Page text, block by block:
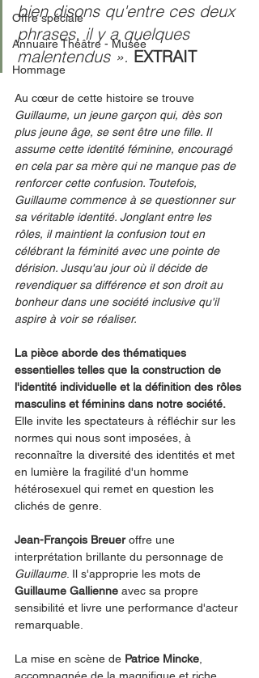
Offre spéciale
Annuaire Théâtre - Musée
Hommage
bien disons qu'entre ces deux
phrases, il y a quelques
malentendus ». EXTRAIT
Au cœur de cette histoire se trouve
Guillaume, un jeune garçon qui, dès son
plus jeune âge, se sent être une fille. Il
assume cette identité féminine, encouragé
en cela par sa mère qui ne manque pas de
renforcer cette confusion. Toutefois,
Guillaume commence à se questionner sur
sa véritable identité. Jonglant entre les
rôles, il maintient la confusion tout en
célébrant la féminité avec une pointe de
dérision. Jusqu'au jour où il décide de
revendiquer sa différence et son droit au
bonheur dans une société inclusive qu'il
aspire à voir se réaliser.
La pièce aborde des thématiques
essentielles telles que la construction de
l'identité individuelle et la définition des rôles
masculins et féminins dans notre société.
Elle invite les spectateurs à réfléchir sur les
normes qui nous sont imposées, à
reconnaître la diversité des identités et met
en lumière la fragilité d'un homme
hétérosexuel qui remet en question les
clichés de genre.
Jean-François Breuer offre une
interprétation brillante du personnage de
Guillaume. Il s'approprie les mots de
Guillaume Gallienne avec sa propre
sensibilité et livre une performance d'acteur
remarquable.
La mise en scène de Patrice Mincke